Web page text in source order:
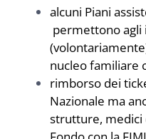
alcuni Piani
permettono agli
nucleo familiare
rimborso dei
Nazionale ma
strutture, medici